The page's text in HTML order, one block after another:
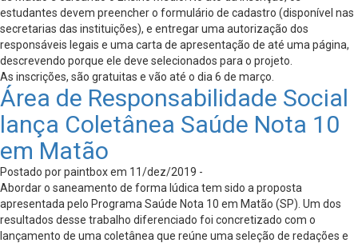
estudantes devem preencher o formulário de cadastro (disponível nas
secretarias das instituições), e entregar uma autorização dos
responsáveis legais e uma carta de apresentação de até uma página,
descrevendo porque ele deve selecionados para o projeto.
As inscrições, são gratuitas e vão até o dia 6 de março.
Área de Responsabilidade Social
lança Coletânea Saúde Nota 10
em Matão
Postado por paintbox em 11/dez/2019 -
Abordar o saneamento de forma lúdica tem sido a proposta
apresentada pelo Programa Saúde Nota 10 em Matão (SP). Um dos
resultados desse trabalho diferenciado foi concretizado com o
lançamento de uma coletânea que reúne uma seleção de redações e